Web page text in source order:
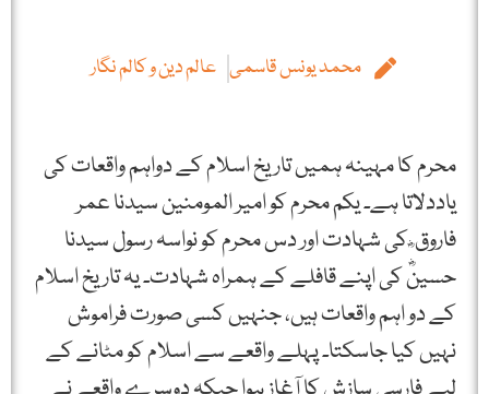
محمد یونس قاسمی عالم دین و کالم نگار
محرم کا مہینہ ہمیں تاریخ اسلام کے دواہم واقعات کی
یاددلاتا ہے۔ یکم محرم کو امیر المومنین سیدنا عمر
فاروق ؓ کی شہادت اور دس محرم کو نواسہ رسول سیدنا
حسینؓ کی اپنے قافلے کے ہمراہ شہادت۔ یہ تاریخ اسلام
کے دو اہم واقعات ہیں، جنہیں کسی صورت فراموش
نہیں کیا جاسکتا۔ پہلے واقعے سے اسلام کو مٹانے کے